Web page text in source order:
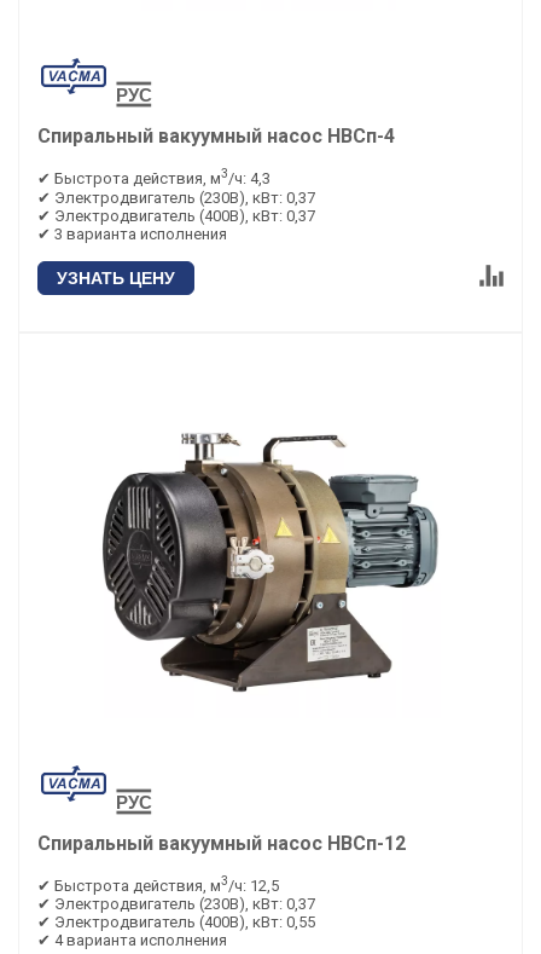
Спиральный вакуумный насос НВСп-4
✔ Быстрота действия, м3/ч: 4,3
✔ Электродвигатель (230В), кВт: 0,37
✔ Электродвигатель (400В), кВт: 0,37
✔ 3 варианта исполнения
УЗНАТЬ ЦЕНУ
Спиральный вакуумный насос НВСп-12
✔ Быстрота действия, м3/ч: 12,5
✔ Электродвигатель (230В), кВт: 0,37
✔ Электродвигатель (400В), кВт: 0,55
✔ 4 варианта исполнения